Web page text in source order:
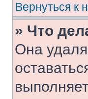
Вернуться к
» Что
Она